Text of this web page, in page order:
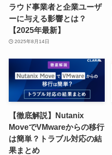
ラウド事業者と企業ユーザ
ーに与える影響とは？
【2025年最新】
2025年8月14日
【徹底解説】Nutanix
MoveでVMwareからの移行
は簡単？トラブル対応の結
果まとめ